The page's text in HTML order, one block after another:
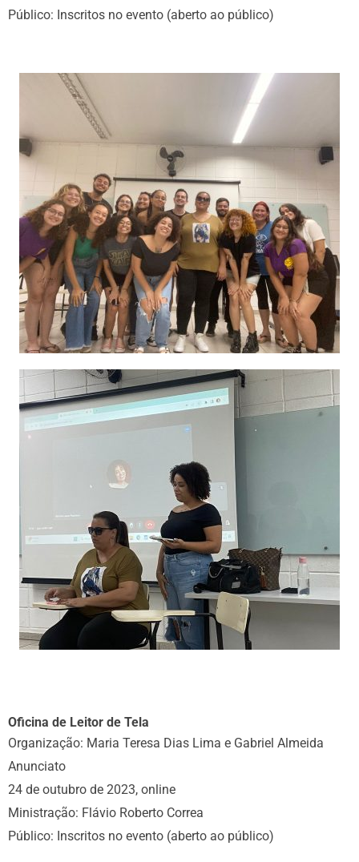
Público: Inscritos no evento (aberto ao público)
Oficina de Leitor de Tela
Organização: Maria Teresa Dias Lima e Gabriel Almeida
Anunciato
24 de outubro de 2023, online
Ministração: Flávio Roberto Correa
Público: Inscritos no evento (aberto ao público)